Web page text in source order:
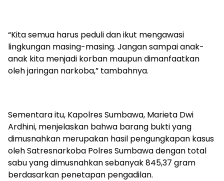
“Kita semua harus peduli dan ikut mengawasi
lingkungan masing-masing. Jangan sampai anak-
anak kita menjadi korban maupun dimanfaatkan
oleh jaringan narkoba,” tambahnya.
Sementara itu, Kapolres Sumbawa, Marieta Dwi
Ardhini, menjelaskan bahwa barang bukti yang
dimusnahkan merupakan hasil pengungkapan kasus
oleh Satresnarkoba Polres Sumbawa dengan total
sabu yang dimusnahkan sebanyak 845,37 gram
berdasarkan penetapan pengadilan.